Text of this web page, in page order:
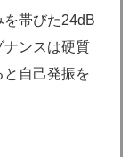
を帯びた24dB
ナンスは硬質
自己発振を